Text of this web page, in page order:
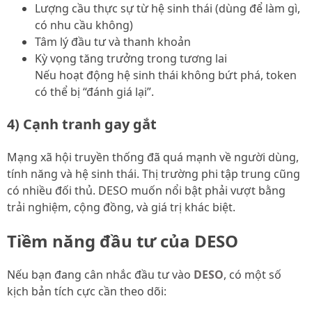
Lượng cầu thực sự từ hệ sinh thái (dùng để làm gì,
có nhu cầu không)
Tâm lý đầu tư và thanh khoản
Kỳ vọng tăng trưởng trong tương lai
Nếu hoạt động hệ sinh thái không bứt phá, token
có thể bị “đánh giá lại”.
4) Cạnh tranh gay gắt
Mạng xã hội truyền thống đã quá mạnh về người dùng,
tính năng và hệ sinh thái. Thị trường phi tập trung cũng
có nhiều đối thủ. DESO muốn nổi bật phải vượt bằng
trải nghiệm, cộng đồng, và giá trị khác biệt.
Tiềm năng đầu tư của DESO
Nếu bạn đang cân nhắc đầu tư vào DESO, có một số
kịch bản tích cực cần theo dõi: